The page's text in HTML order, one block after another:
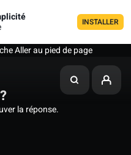
INSTALLER
Aller au pied de page
la réponse.